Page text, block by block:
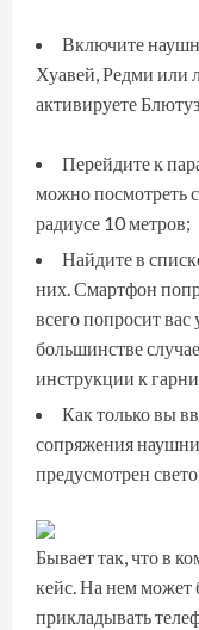
Включите
Хуавей, Редми или
активируете
Перейдите к
можно посмотреть
радиусе 10 метров;
Найдите в
них. Смартфон
всего попросит вас
большинстве
инструкции к
Как только вы
сопряжения
предусмотрен
Бывает так, что в
кейс. На нем может
прикладывать